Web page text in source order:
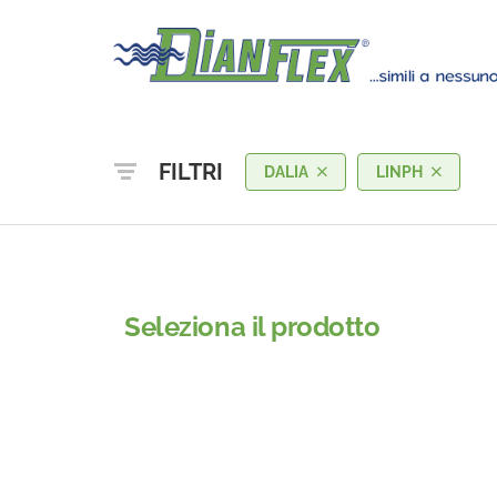
FILTRI DALIA LINPH
Seleziona il prodotto